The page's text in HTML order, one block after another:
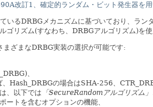
改訂1、確定的ランダム・ビット発生器を用
いるDRBGメカニズムに基づいており、ラン
ゴリズム(すなわち、DRBGアルゴリズム)を使
ざまなDRBG実装の選択が可能です:
、
、Hash_DRBGの場合はSHA-256、
、以下では 「SecureRandomアルゴリズム」
ートを含むオプションの機能、